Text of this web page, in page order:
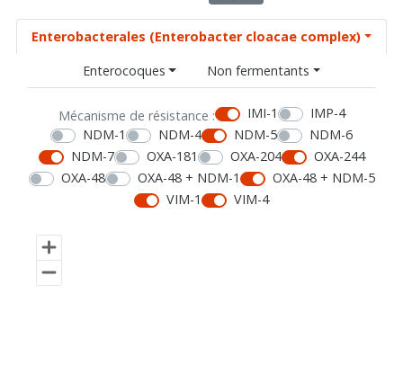
Enterobacterales (Enterobacter cloacae complex)
Enterocoques
Non fermentants
Mécanisme de résistance : IMI-1
IMP-4
NDM-1
NDM-4 NDM-5
NDM-6
NDM-7
OXA-181 OXA-204
OXA-244
OXA-48
OXA-48 + NDM-1
OXA-48 + NDM-5
VIM-1
VIM-4